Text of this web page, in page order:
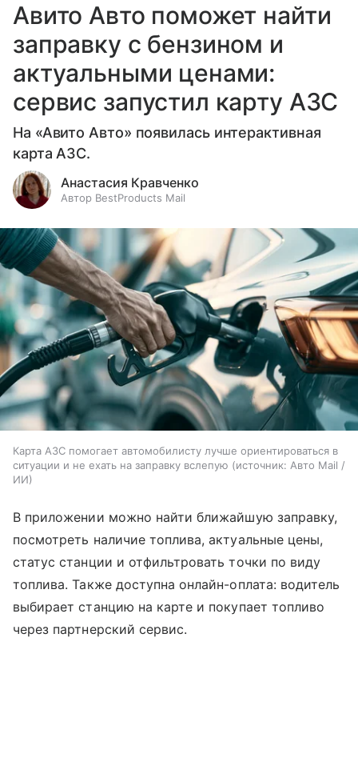
Авито Авто поможет найти
заправку с бензином и
актуальными ценами:
сервис запустил карту АЗС
На «Авито Авто» появилась интерактивная
карта АЗС.
Анастасия Кравченко
Автор BestProducts Mail
Карта АЗС помогает автомобилисту лучше ориентироваться в
ситуации и не ехать на заправку вслепую
источник: Авто Mail /
ИИ
В приложении можно найти ближайшую заправку,
посмотреть наличие топлива, актуальные цены,
статус станции и отфильтровать точки по виду
топлива. Также доступна онлайн-оплата: водитель
выбирает станцию на карте и покупает топливо
через партнерский сервис.